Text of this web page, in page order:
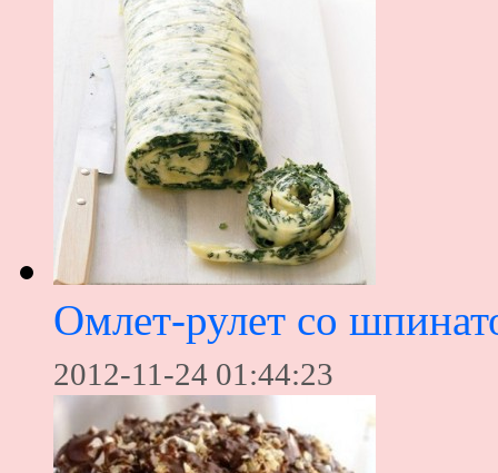
Омлет-рулет со
2012-11-24 01:44:23